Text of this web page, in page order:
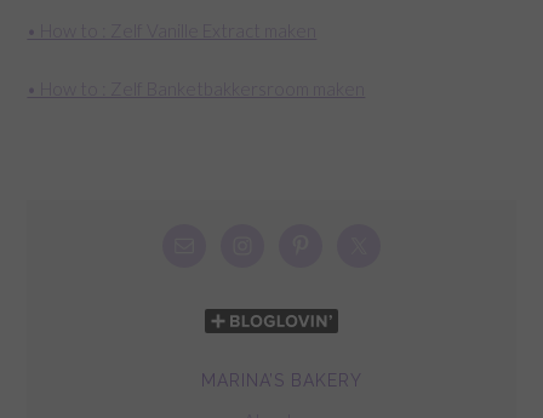
• How to : Zelf Vanille Extract maken
• How to : Zelf Banketbakkersroom maken
MARINA’S BAKERY